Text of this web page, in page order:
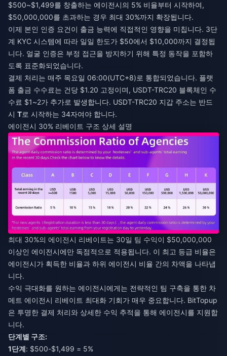
$500~$1,499를 창출하는 에이전시의 5% 비율부터 시작하여,
$50,000,000를 초과하는 경우 최대 30%까지 확장됩니다.
이제 본인 인증 요건이 출금 능력에 직접적인 영향을 미칩니다. 3단
계 KYC 시스템에 따라 일일 한도가 $50에서 $10,000까지 결정됩
니다. 얼굴 인증은 부정 접근을 방지하기 위해 특정 동작을 포함하
도록 표준화되었습니다.
결제 처리는 매주 목요일 06:00(UTC+8)로 통합되었습니다. 플랫
폼 출금 수수료는 건당 $1.20 고정이며, USDT-TRC20 블록체인 수
수료 $1~2가 추가로 발생합니다. USDT-TRC20 지갑 주소는 반드
시 T로 시작하는 34자여야 합니다.
에이전시 30% 리베이트 구조 상세 설명
최대 30%의 에이전시 리베이트는 30일 팀 수익이 $50,000,000
이상인 에이전시에만 독점적으로 적용됩니다. 이 최고 등급 비율은
에이전시가 획득한 비율과 하위 에이전시 비율 간의 차액을 나타냅
니다.
수익 극대화를 원하는 에이전시에게는 전략적인 팀 구축을 통한 차
메트 에이전시 리베이트 최대화 기회가 매우 중요합니다. BitTopup
은 투명한 결제 처리와 상세한 수익 추적을 통해 에이전시를 지원합
니다.
단계별 구조:
1단계: $500-$1,499 = 5%